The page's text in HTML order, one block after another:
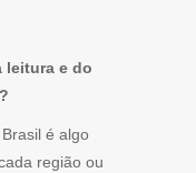
leitura e do
é algo
região ou